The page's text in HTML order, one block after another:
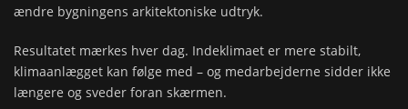
ændre bygningens arkitektoniske udtryk.
Resultatet mærkes hver dag. Indeklimaet er mere stabilt,
klimaanlægget kan følge med – og medarbejderne sidder ikke
længere og sveder foran skærmen.